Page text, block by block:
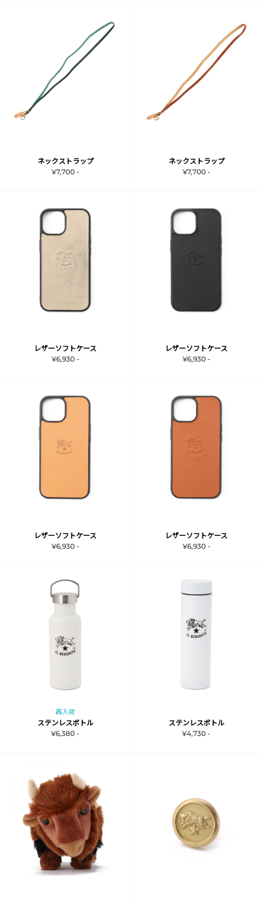
ネックストラップ
¥7,700 -
ネックストラップ
¥7,700 -
レザーソフトケース
¥6,930 -
レザーソフトケース
¥6,930 -
レザーソフトケース
¥6,930 -
レザーソフトケース
¥6,930 -
再入荷
ステンレスボトル
¥6,380 -
ステンレスボトル
¥4,730 -